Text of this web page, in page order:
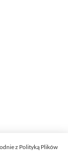
z Polityką Plików